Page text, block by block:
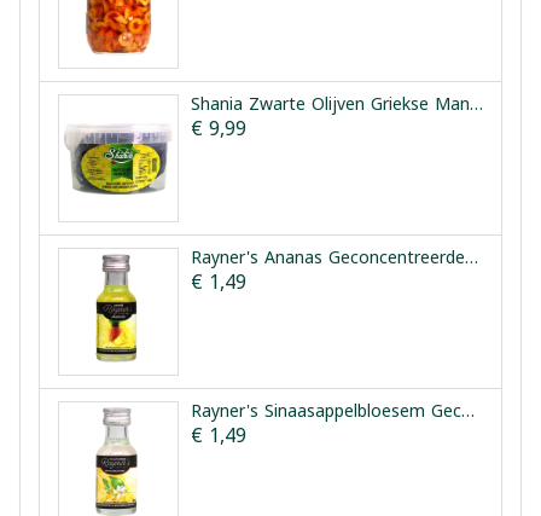
Shania Zwarte Olijven Griekse Manier 1.5kg
€ 9,99
Rayner's Ananas Geconcentreerde Smaakessentie 25ml
€ 1,49
Rayner's Sinaasappelbloesem Geconcentreerde Smaakessentie 28ml
€ 1,49